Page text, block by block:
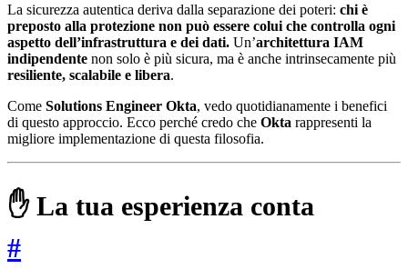
La sicurezza autentica deriva dalla separazione dei poteri: chi è
preposto alla protezione non può essere colui che controlla ogni
aspetto dell’infrastruttura e dei dati. Un’architettura IAM
indipendente non solo è più sicura, ma è anche intrinsecamente più
resiliente, scalabile e libera.
Come Solutions Engineer Okta, vedo quotidianamente i benefici
di questo approccio. Ecco perché credo che Okta rappresenti la
migliore implementazione di questa filosofia.
✋ La tua esperienza conta
#